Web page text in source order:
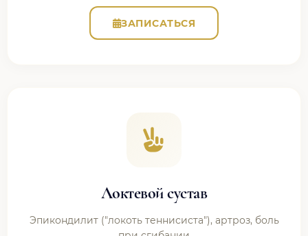
ЗАПИСАТЬСЯ
Локтевой сустав
Эпикондилит ("локоть теннисиста"), артроз, боль